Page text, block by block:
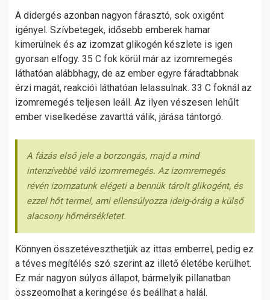
A didergés azonban nagyon fárasztó, sok oxigént
igényel. Szívbetegek, idősebb emberek hamar
kimerülnek és az izomzat glikogén készlete is igen
gyorsan elfogy. 35 C fok körül már az izomremegés
láthatóan alábbhagy, de az ember egyre fáradtabbnak
érzi magát, reakciói láthatóan lelassulnak. 33 C foknál az
izomremegés teljesen leáll. Az ilyen vészesen lehűlt
ember viselkedése zavarttá válik, járása tántorgó.
A fázás első jele a borzongás, majd a mind
intenzívebbé váló izomremegés. Az izomremegés
révén izomzatunk elégeti a bennük tárolt glikogént, és
ezzel hőt termel, ami ellensúlyozza ideig-óráig a külső
alacsony hőmérsékletet.
Könnyen összetéveszthetjük az ittas emberrel, pedig ez
a téves megítélés szó szerint az illető életébe kerülhet.
Ez már nagyon súlyos állapot, bármelyik pillanatban
összeomolhat a keringése és beállhat a halál.